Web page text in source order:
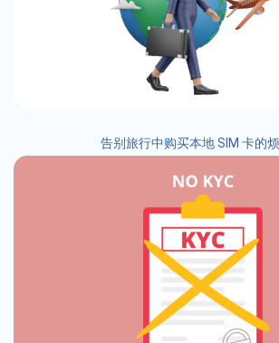
告别旅行中购买本地 SIM 卡的烦